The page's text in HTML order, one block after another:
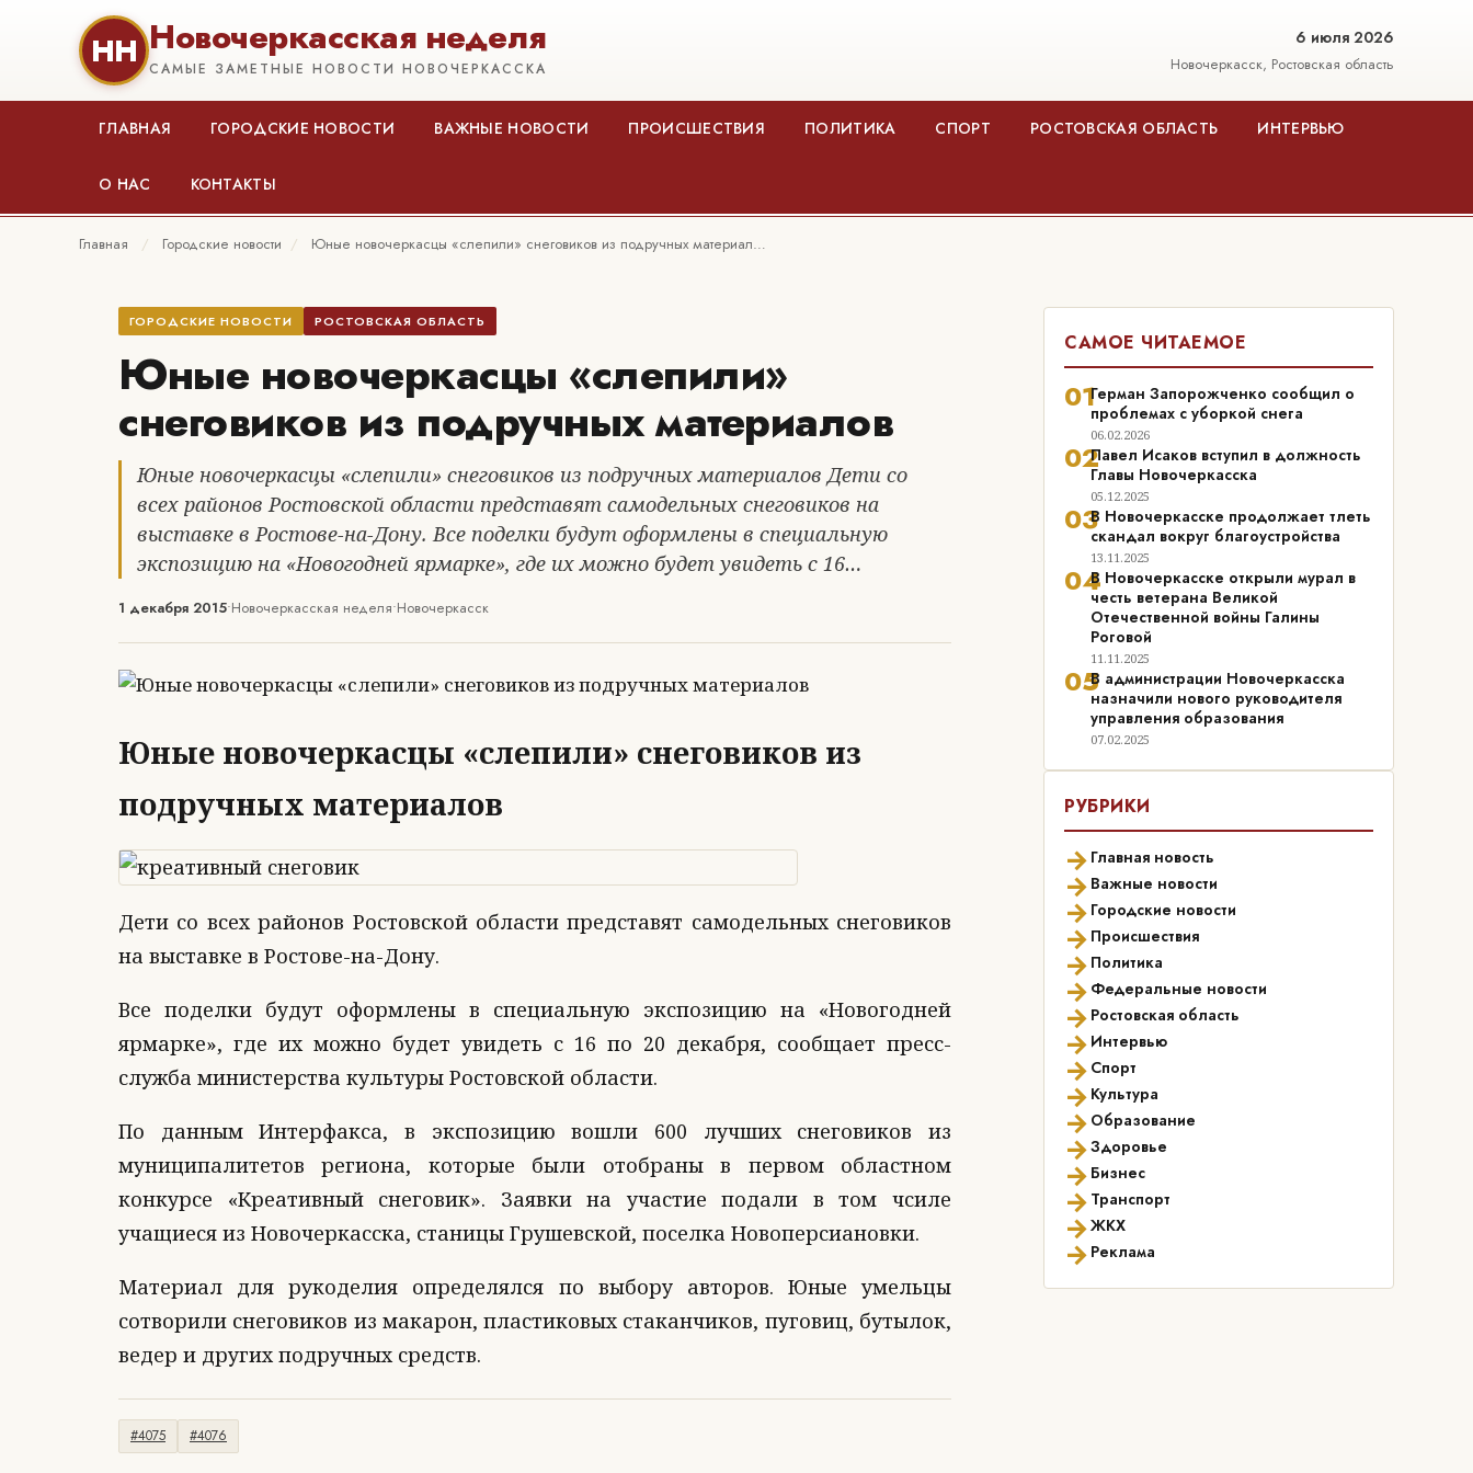
НН Новочеркасская неделя
САМЫЕ ЗАМЕТНЫЕ НОВОСТИ НОВОЧЕРКАССКА
6 июля 2026
Новочеркасск, Ростовская область
ГЛАВНАЯ ГОРОДСКИЕ НОВОСТИ ВАЖНЫЕ НОВОСТИ ПРОИСШЕСТВИЯ ПОЛИТИКА СПОРТ РОСТОВСКАЯ ОБЛАСТЬ ИНТЕРВЬЮ
О НАС КОНТАКТЫ
Главная / Городские новости / Юные новочеркасцы «слепили» снеговиков из подручных материал…
ГОРОДСКИЕ НОВОСТИ РОСТОВСКАЯ ОБЛАСТЬ
Юные новочеркасцы «слепили»
снеговиков из подручных материалов
Юные новочеркасцы «слепили» снеговиков из подручных материалов Дети со
всех районов Ростовской области представят самодельных снеговиков на
выставке в Ростове-на-Дону. Все поделки будут оформлены в специальную
экспозицию на «Новогодней ярмарке», где их можно будет увидеть с 16…
1 декабря 2015•Новочеркасская неделя•Новочеркасск
Юные новочеркасцы «слепили» снеговиков из
подручных материалов
Дети со всех районов Ростовской области представят самодельных снеговиков
на выставке в Ростове-на-Дону.
Все поделки будут оформлены в специальную экспозицию на «Новогодней
ярмарке», где их можно будет увидеть с 16 по 20 декабря, сообщает пресс-
служба министерства культуры Ростовской области.
По данным Интерфакса, в экспозицию вошли 600 лучших снеговиков из
муниципалитетов региона, которые были отобраны в первом областном
конкурсе «Креативный снеговик». Заявки на участие подали в том чсиле
учащиеся из Новочеркасска, станицы Грушевской, поселка Новоперсиановки.
Материал для рукоделия определялся по выбору авторов. Юные умельцы
сотворили снеговиков из макарон, пластиковых стаканчиков, пуговиц, бутылок,
ведер и других подручных средств.
#4075 #4076
САМОЕ ЧИТАЕМОЕ
01Герман Запорожченко сообщил о
проблемах с уборкой снега
06.02.2026
02Павел Исаков вступил в должность
Главы Новочеркасска
05.12.2025
03В Новочеркасске продолжает тлеть
скандал вокруг благоустройства
13.11.2025
04В Новочеркасске открыли мурал в
честь ветерана Великой
Отечественной войны Галины
Роговой
11.11.2025
05В администрации Новочеркасска
назначили нового руководителя
управления образования
07.02.2025
РУБРИКИ
→ Главная новость
→ Важные новости
→ Городские новости
→ Происшествия
→ Политика
→ Федеральные новости
→ Ростовская область
→ Интервью
→ Спорт
→ Культура
→ Образование
→Здоровье
→ Бизнес
→ Транспорт
→ЖКХ
→ Реклама